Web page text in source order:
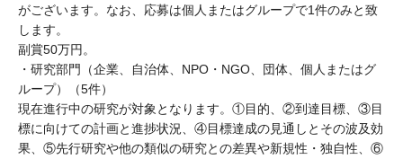
がございます。なお、応募は個人またはグループで1件のみと致
します。
副賞50万円。
・研究部門（企業、自治体、NPO・NGO、団体、個人またはグ
ループ）（5件）
現在進行中の研究が対象となります。①目的、②到達目標、③目
標に向けての計画と進捗状況、④目標達成の見通しとその波及効
果、⑤先行研究や他の類似の研究との差異や新規性・独自性、⑥